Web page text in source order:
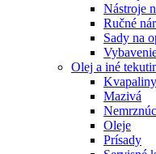
Nástroje
Ručné
Sady na
Olej a iné
Mazivá
Oleje
Prísady